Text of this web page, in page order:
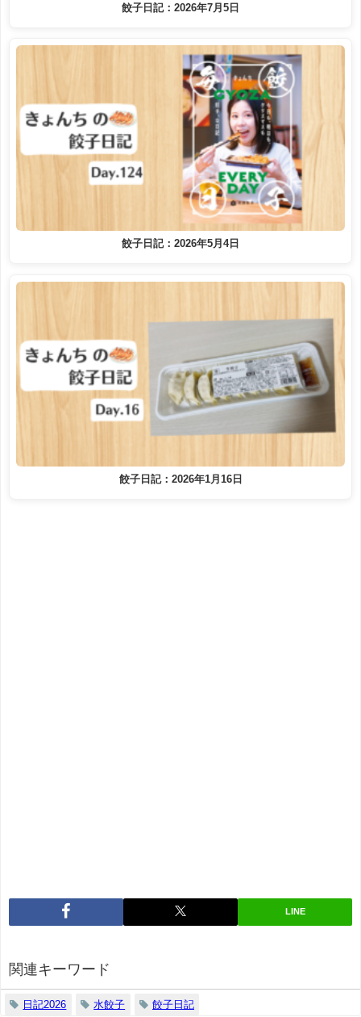
餃子日記：2026年7月5日
餃子日記：2026年5月4日
餃子日記：2026年1月16日
LINE
関連キーワード
日記2026 水餃子 餃子日記